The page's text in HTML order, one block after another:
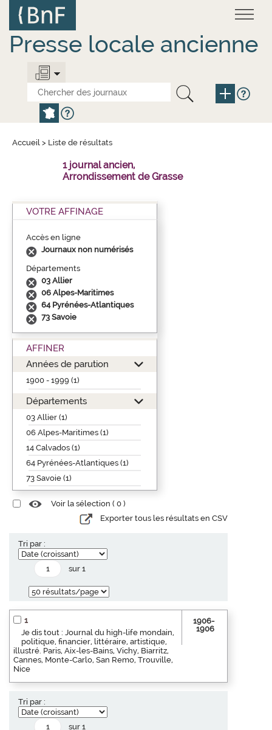
contenu
principal
Presse locale ancienne
Accueil > Liste de résultats
1 journal ancien,
Arrondissement de Grasse
VOTRE AFFINAGE
Accès en ligne
Journaux non numérisés
Départements
03 Allier
06 Alpes-Maritimes
64 Pyrénées-Atlantiques
73 Savoie
AFFINER
Années de parution
1900 - 1999 (1)
Départements
03 Allier (1)
06 Alpes-Maritimes (1)
14 Calvados (1)
64 Pyrénées-Atlantiques (1)
73 Savoie (1)
Voir la sélection ( 0 )
Exporter tous les résultats en CSV
Tri par :
sur 1
1
Je dis tout : Journal du high-life mondain,
politique, financier, littéraire, artistique,
illustré. Paris, Aix-les-Bains, Vichy, Biarritz,
Cannes, Monte-Carlo, San Remo, Trouville,
Nice
1906-
1906
Tri par :
sur 1
Panneau de gestion des cookies